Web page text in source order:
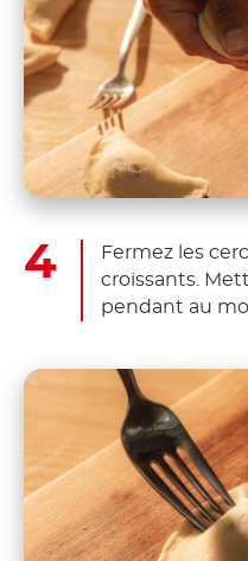
Fermez les
croissants.
pendant au